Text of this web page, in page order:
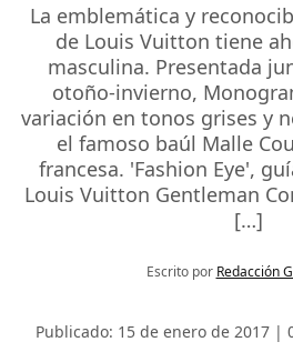
La emblemática y
de Louis Vuitton tiene
masculina. Presentada
otoño-invierno,
variación en tonos grises y
el famoso baúl Malle
francesa. 'Fashion Eye',
Louis Vuitton Gentleman
[…]
Escrito por Redacción
Publicado: 15 de enero de 2017 |